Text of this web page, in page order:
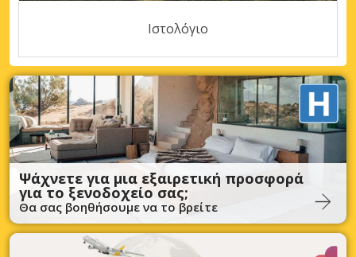
Ιστολόγιο
Ψάχνετε για μια εξαιρετική προσφορά
για το ξενοδοχείο σας;
Θα σας βοηθήσουμε να το βρείτε